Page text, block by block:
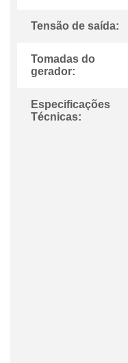
Tensão de saída:
Tomadas do
gerador:
Especificações
Técnicas: